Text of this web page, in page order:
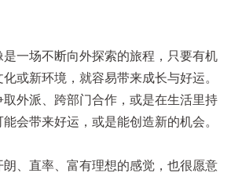
一场不断向外探索的旅程，只要有机
或新环境，就容易带来成长与好运。
外派、跨部门合作，或是在生活里持
会带来好运，或是能创造新的机会。
、直率、富有理想的感觉，也很愿意